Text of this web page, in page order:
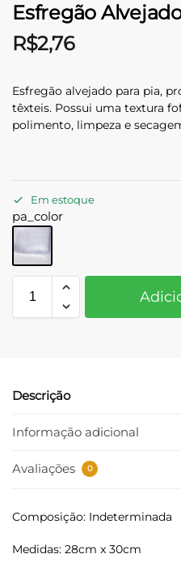
Esfregão
R$2,76
Esfregão alvejado para pia,
têxteis. Possui uma textura
polimento, limpeza e
Em estoque
pa_color
Descrição
Informação adicional
Avaliações 0
Composição: Indeterminada
Medidas: 28cm x 30cm